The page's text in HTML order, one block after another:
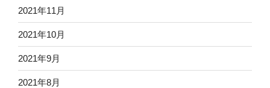
2021年11月
2021年10月
2021年9月
2021年8月